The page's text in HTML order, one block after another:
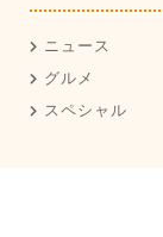
ニュース
グルメ
スペシャル